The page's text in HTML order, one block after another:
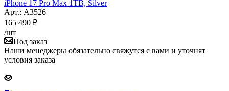
iPhone 17 Pro Max 1TB, Silver
Арт.: A3526
165 490 ₽
/шт
Под заказ
Наши менеджеры обязательно свяжутся с вами и уточнят
условия заказа